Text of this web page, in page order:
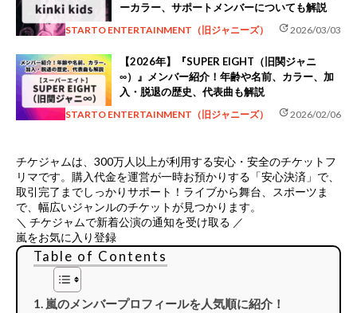
ーカラー、サポートメンバーについても解説
STARTO ENTERTAINMENT（旧ジャニーズ） update2026/03/03
【2026年】『SUPER EIGHT（旧関ジャニ
∞）』メンバー紹介！年齢や名前、カラー、加
入・脱退の歴史、代表曲も解説
STARTO ENTERTAINMENT（旧ジャニーズ） update2026/02/06
チケジャムは、 300万人以上が利用する安心・安全のチケットフ
リマです。購入代金を運営が一時お預かりする「安心決済」で、
取引完了までしっかりサポート！ライブから舞台、スポーツま
で、幅広いジャンルのチケットが見つかります。
＼ チケジャムで新着公演の通知を受け取る ／
嵐をお気に入り登録
Table of Contents
嵐のメンバープロフィールを人気順に紹介！